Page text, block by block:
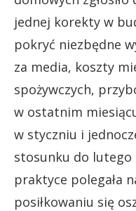
jednej korekty w
pokryć niezbędne
za media, koszty
spożywczych,
w ostatnim
w styczniu i
stosunku do lutego
praktyce polegała
posiłkowaniu się